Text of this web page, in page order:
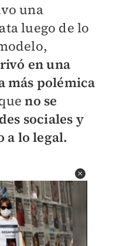
una
luego de lo
en una
más polémica
no se
sociales y
a lo legal.